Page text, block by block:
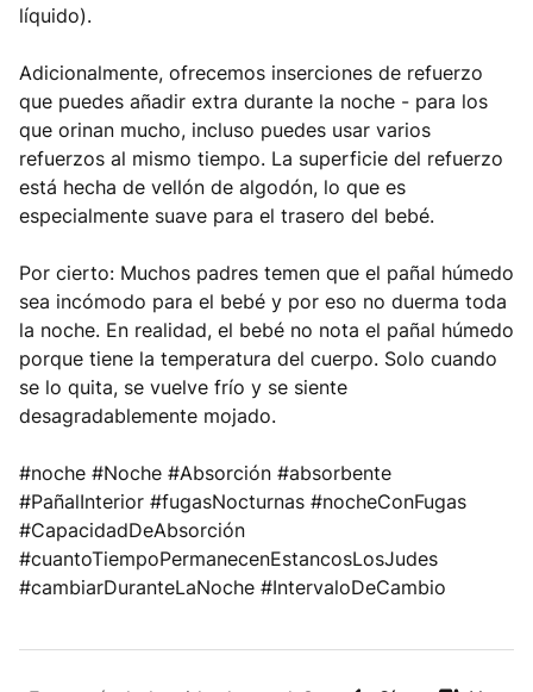
líquido).
Adicionalmente, ofrecemos inserciones de refuerzo
que puedes añadir extra durante la noche - para los
que orinan mucho, incluso puedes usar varios
refuerzos al mismo tiempo. La superficie del refuerzo
está hecha de vellón de algodón, lo que es
especialmente suave para el trasero del bebé.
Por cierto: Muchos padres temen que el pañal húmedo
sea incómodo para el bebé y por eso no duerma toda
la noche. En realidad, el bebé no nota el pañal húmedo
porque tiene la temperatura del cuerpo. Solo cuando
se lo quita, se vuelve frío y se siente
desagradablemente mojado.
#noche #Noche #Absorción #absorbente
#PañalInterior #fugasNocturnas #nocheConFugas
#CapacidadDeAbsorción
#cuantoTiempoPermanecenEstancosLosJudes
#cambiarDuranteLaNoche #IntervaloDeCambio